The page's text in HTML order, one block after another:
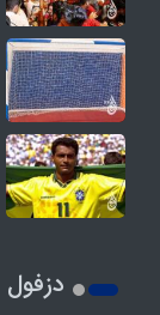
دزفول 24 در یک نگاه